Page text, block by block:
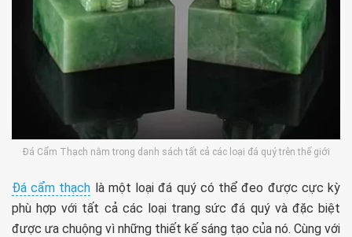
Đá Cẩm Thạch nằm trong danh sách tất cả các loại đá quý trên thế giới
Đá cẩm thạch là một loại đá quý có thể đeo được cực kỳ
phù hợp với tất cả các loại trang sức đá quý và đặc biệt
được ưa chuộng vì những thiết kế sáng tạo của nó. Cùng với